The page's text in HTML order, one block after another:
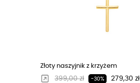
Złoty naszyjnik z krzyżem
Regularna cena
399,00 zł -30% Cena
279,30 zł